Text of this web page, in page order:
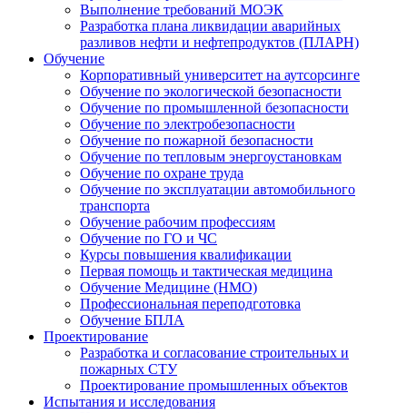
Выполнение требований МОЭК
Разработка плана ликвидации аварийных
разливов нефти и нефтепродуктов (ПЛАРН)
Обучение
Корпоративный университет на аутсорсинге
Обучение по экологической безопасности
Обучение по промышленной безопасности
Обучение по электробезопасности
Обучение по пожарной безопасности
Обучение по тепловым энергоустановкам
Обучение по охране труда
Обучение по эксплуатации автомобильного
транспорта
Обучение рабочим профессиям
Обучение по ГО и ЧС
Курсы повышения квалификации
Первая помощь и тактическая медицина
Обучение Медицине (НМО)
Профессиональная переподготовка
Обучение БПЛА
Проектирование
Разработка и согласование строительных и
пожарных СТУ
Проектирование промышленных объектов
Испытания и исследования